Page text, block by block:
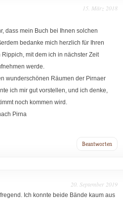
15. März 2018
dass mein Buch bei Ihnen solchen
bedanke mich herzlich für Ihren
mit dem ich in nächster Zeit
werde.
wunderschönen Räumen der Pirnaer
ich mir gut vorstellen, und ich denke,
noch kommen wird.
Pirna
Beantworten
20. September 2019
Ich konnte beide Bände kaum aus